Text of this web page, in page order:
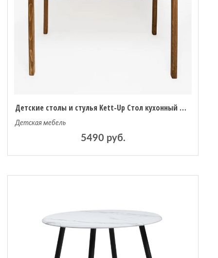
Детские столы и стулья Kett-Up Стол кухонный Eco Lerhamn 100x60 см
Детская мебель
5490 руб.